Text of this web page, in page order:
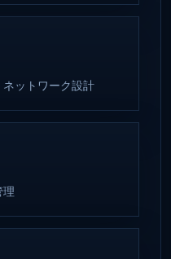
ットワーク設計
理